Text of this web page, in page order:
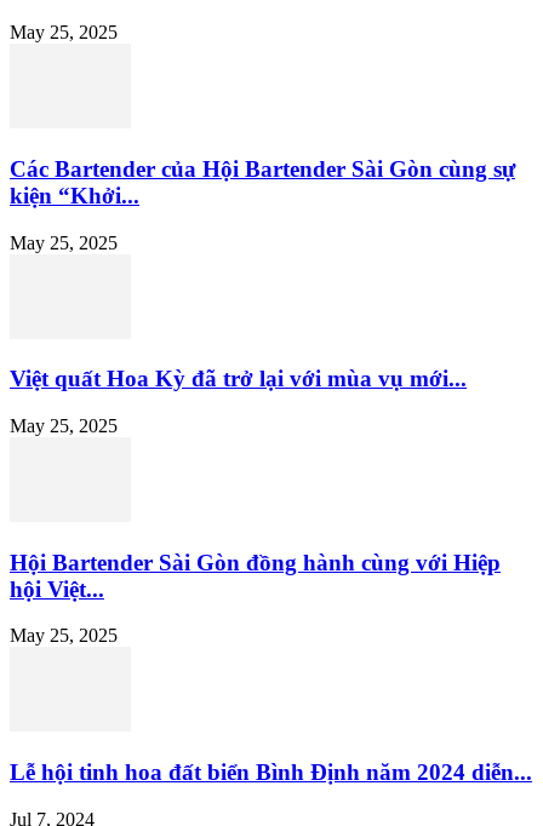
May 25, 2025
Các Bartender của Hội Bartender Sài Gòn cùng sự
kiện “Khởi...
May 25, 2025
Việt quất Hoa Kỳ đã trở lại với mùa vụ mới...
May 25, 2025
Hội Bartender Sài Gòn đồng hành cùng với Hiệp
hội Việt...
May 25, 2025
Lễ hội tinh hoa đất biển Bình Định năm 2024 diễn...
Jul 7, 2024